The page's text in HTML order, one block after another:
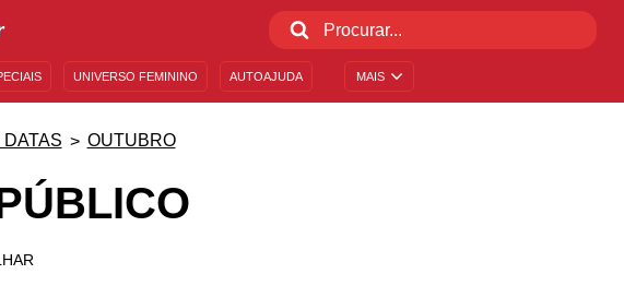
MAIS
UNIVERSO FEMININO AUTOAJUDA
OUTUBRO